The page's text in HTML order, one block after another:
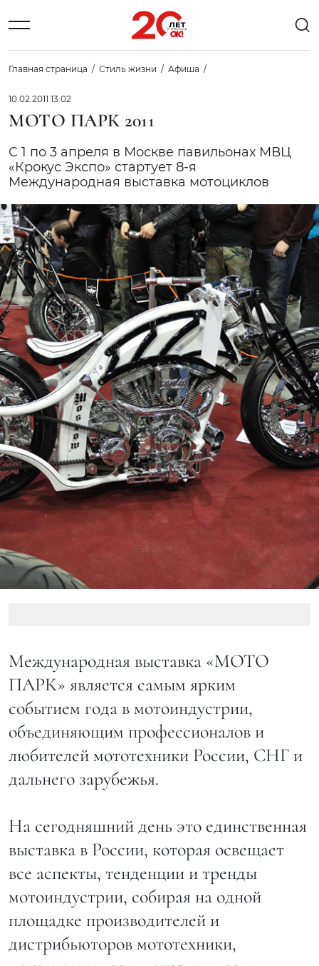
Главная страница Стиль жизни Афиша
10.02.2011 13:02
МОТО ПАРК 2011
С 1 по 3 апреля в Москве павильонах МВЦ
«Крокус Экспо» стартует 8-я
Международная выставка мотоциклов
Международная выставка «МОТО
ПАРК» является самым ярким
событием года в мотоиндустрии,
объединяющим профессионалов и
любителей мототехники России, СНГ и
дальнего зарубежья.
На сегодняшний день это единственная
выставка в России, которая освещает
все аспекты, тенденции и тренды
мотоиндустрии, собирая на одной
площадке производителей и
дистрибьюторов мототехники,